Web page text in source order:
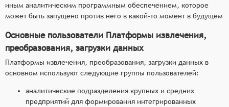
иным аналитическим программным обеспечением, которое
может быть запущено против него в какой-то момент в будущем
Основные пользователи Платформы извлечения,
преобразования, загрузки данных
Платформы извлечения, преобразования, загрузки данных в
основном используют следующие группы пользователей:
аналитические подразделения крупных и средних
предприятий для формирования интегрированных